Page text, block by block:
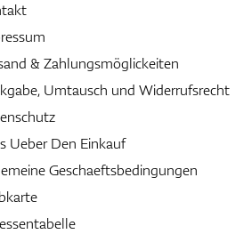
& Zahlungsmöglickeiten
Umtausch und Widerrufsrecht
Ueber Den Einkauf
Geschaeftsbedingungen